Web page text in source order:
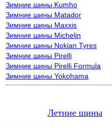
Зимние шины Kumho
Зимние шины Matador
Зимние шины Maxxis
Зимние шины Michelin
Зимние шины Nokian Tyres
Зимние шины Pirelli
Зимние шины Pirelli Formula
Зимние шины Yokohama
Летние шины